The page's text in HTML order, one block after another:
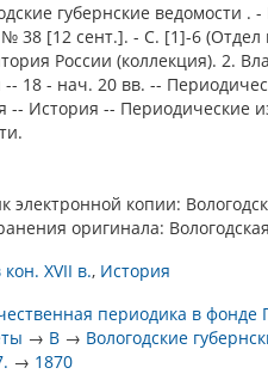
губернские ведомости . -
38 [12 сент.]. - С. [1]-6 (Отдел
России (коллекция). 2.
18 - нач. 20 вв. --
-- История -- Периодические
электронной копии:
оригинала:
XVII в. История
периодика в фонде
→ В → Вологодские
→ 1870